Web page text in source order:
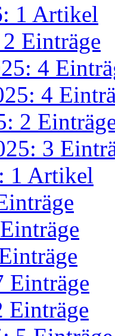
1 Artikel
Einträge
4
4
2
3
1 Artikel
Einträge
Einträge